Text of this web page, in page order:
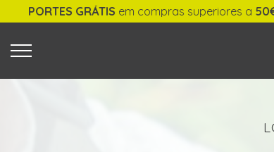
O QUE
GRÁTISem compras superiores a50€, apenas